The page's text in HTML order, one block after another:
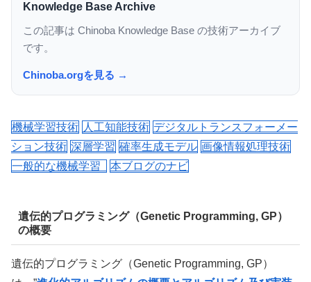
Knowledge Base Archive
この記事は Chinoba Knowledge Base の技術アーカイブ
です。
Chinoba.orgを見る →
機械学習技術 人工知能技術 デジタルトランスフォーメー
ション技術 深層学習 確率生成モデル 画像情報処理技術
一般的な機械学習
本ブログのナビ
遺伝的プログラミング（Genetic Programming, GP）
の概要
遺伝的プログラミング（Genetic Programming, GP）